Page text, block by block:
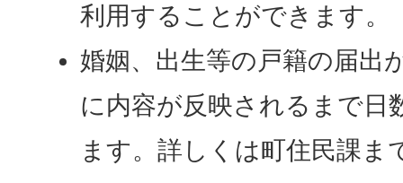
利用することができます。
婚姻、出生等の戸籍の届出
に内容が反映されるまで日
ます。詳しくは町住民課ま